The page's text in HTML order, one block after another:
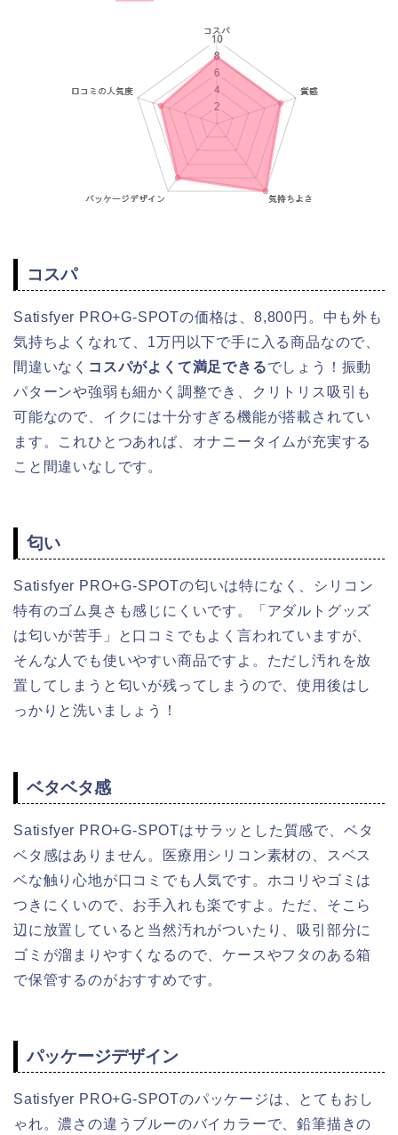
コスパ
Satisfyer PRO+G-SPOTの価格は、8,800円。中も外も
気持ちよくなれて、1万円以下で手に入る商品なので、
間違いなく コスパがよくて満足できるでしょう！振動
パターンや強弱も細かく調整でき、クリトリス吸引も
可能なので、イクには十分すぎる機能が搭載されてい
ます。これひとつあれば、オナニータイムが充実する
こと間違いなしです。
匂い
Satisfyer PRO+G-SPOTの匂いは特になく、シリコン
特有のゴム臭さも感じにくいです。「アダルトグッズ
は匂いが苦手」と口コミでもよく言われていますが、
そんな人でも使いやすい商品ですよ。ただし汚れを放
置してしまうと匂いが残ってしまうので、使用後はし
っかりと洗いましょう！
ベタベタ感
Satisfyer PRO+G-SPOTはサラッとした質感で、ベタ
ベタ感はありません。医療用シリコン素材の、スベス
ベな触り心地が口コミでも人気です。ホコリやゴミは
つきにくいので、お手入れも楽ですよ。ただ、そこら
辺に放置していると当然汚れがついたり、吸引部分に
ゴミが溜まりやすくなるので、ケースやフタのある箱
で保管するのがおすすめです。
パッケージデザイン
Satisfyer PRO+G-SPOTのパッケージは、とてもおし
ゃれ。濃さの違うブルーのバイカラーで、鉛筆描きの